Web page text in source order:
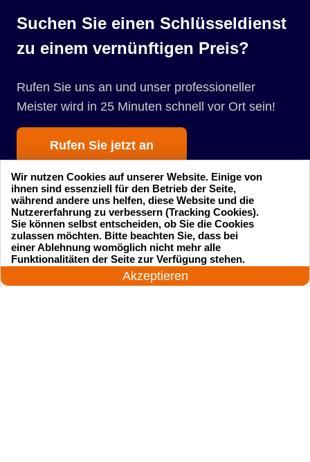
Suchen Sie einen Schlüsseldienst
zu einem vernünftigen Preis?
Rufen Sie uns an und unser professioneller
Meister wird in 25 Minuten schnell vor Ort sein!
Rufen Sie jetzt an
Startseite Einsatzgebiete
Preise
24 Stunden am Tag
Akzeptieren
Wir nutzen Cookies auf unserer Website. Einige von
ihnen sind essenziell für den Betrieb der Seite,
während andere uns helfen, diese Website und die
Nutzererfahrung zu verbessern (Tracking Cookies).
Sie können selbst entscheiden, ob Sie die Cookies
zulassen möchten. Bitte beachten Sie, dass bei
einer Ablehnung womöglich nicht mehr alle
Funktionalitäten der Seite zur Verfügung stehen.